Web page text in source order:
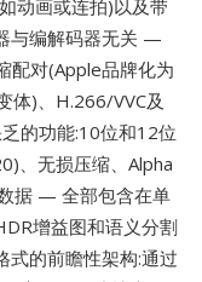
动画或连拍)以及带
与编解码器无关 —
配对(Apple品牌化为
体)、H.266/VVC及
的功能:10位和12位
、无损压缩、Alpha
据 — 全部包含在单
增益图和语义分割
式的前瞻性架构:通过